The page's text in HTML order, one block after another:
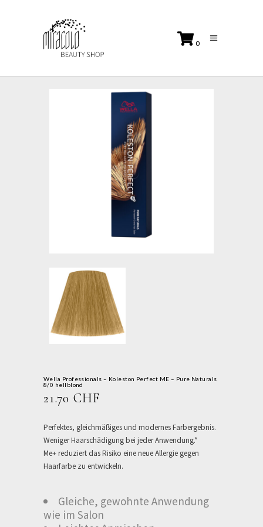
0
Wella Professionals – Koleston Perfect ME – Pure Naturals
8/0 hellblond
21.70 CHF
Perfektes, gleichmäßiges und modernes Farbergebnis.
Weniger Haarschädigung bei jeder Anwendung.*
Me+ reduziert das Risiko eine neue Allergie gegen
Haarfarbe zu entwickeln.
Gleiche, gewohnte Anwendung
wie im Salon